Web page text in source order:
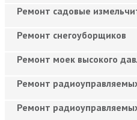
Ремонт садовые
Ремонт снегоуборщиков
Ремонт моек высокого
Ремонт
Ремонт